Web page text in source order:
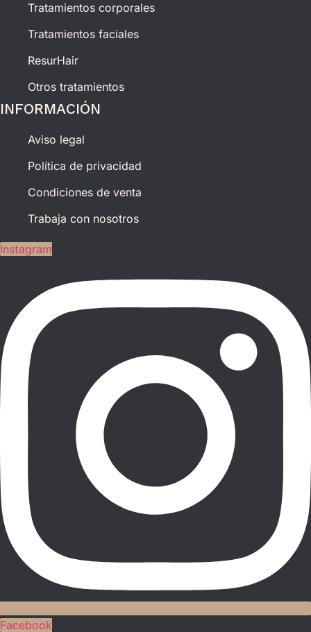
Tratamientos corporales
Tratamientos faciales
ResurHair
Otros tratamientos
INFORMACIÓN
Aviso legal
Política de privacidad
Condiciones de venta
Trabaja con nosotros
Instagram
Facebook